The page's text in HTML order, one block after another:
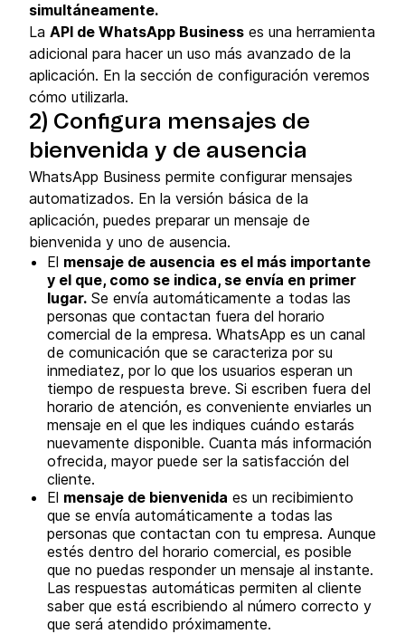
simultáneamente.
La API de WhatsApp Business es una herramienta
adicional para hacer un uso más avanzado de la
aplicación. En la sección de configuración veremos
cómo utilizarla.
2) Configura mensajes de
bienvenida y de ausencia
WhatsApp Business permite configurar mensajes
automatizados. En la versión básica de la
aplicación, puedes preparar un mensaje de
bienvenida y uno de ausencia.
El mensaje de ausencia es el más importante
y el que, como se indica, se envía en primer
lugar. Se envía automáticamente a todas las
personas que contactan fuera del horario
comercial de la empresa. WhatsApp es un canal
de comunicación que se caracteriza por su
inmediatez, por lo que los usuarios esperan un
tiempo de respuesta breve. Si escriben fuera del
horario de atención, es conveniente enviarles un
mensaje en el que les indiques cuándo estarás
nuevamente disponible. Cuanta más información
ofrecida, mayor puede ser la satisfacción del
cliente.
El mensaje de bienvenida es un recibimiento
que se envía automáticamente a todas las
personas que contactan con tu empresa. Aunque
estés dentro del horario comercial, es posible
que no puedas responder un mensaje al instante.
Las respuestas automáticas permiten al cliente
saber que está escribiendo al número correcto y
que será atendido próximamente.